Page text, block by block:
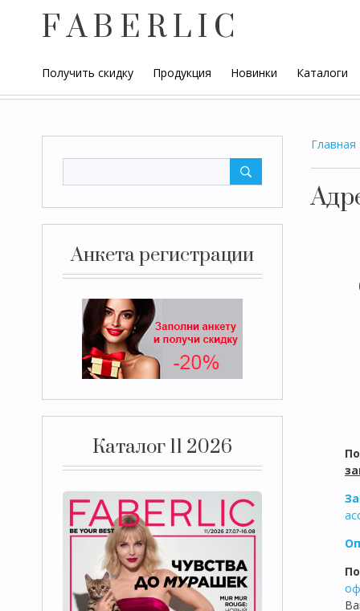
F A B E R L I C
Получить скидку Продукция Новинки Каталоги
Анкета регистрации
Каталог 11 2026
Главная